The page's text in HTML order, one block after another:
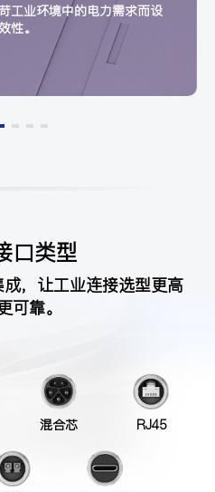
工业环境中的电力需求而设
性。
口类型
，让工业连接选型更高
可靠。
混合芯 RJ45